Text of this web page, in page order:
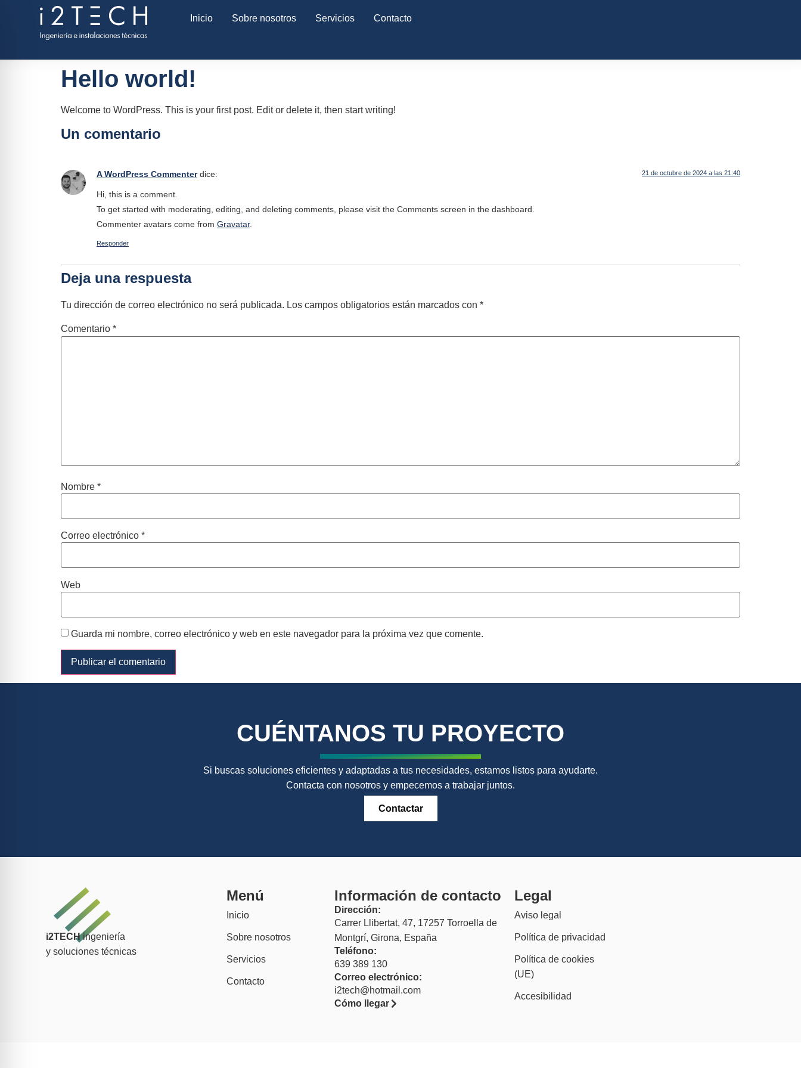
Inicio Sobre nosotros Servicios Contacto
Hello world!
Welcome to WordPress. This is your first post. Edit or delete it, then start writing!
Un comentario
A WordPress Commenter dice: 21 de octubre de 2024 a las 21:40
Hi, this is a comment.
To get started with moderating, editing, and deleting comments, please visit the Comments screen in the dashboard.
Commenter avatars come from Gravatar.
Responder
Deja una respuesta
Tu dirección de correo electrónico no será publicada. Los campos obligatorios están marcados con *
Comentario *
Nombre *
Correo electrónico *
Web
Guarda mi nombre, correo electrónico y web en este navegador para la próxima vez que comente.
CUÉNTANOS TU PROYECTO
Si buscas soluciones eficientes y adaptadas a tus necesidades, estamos listos para ayudarte.
Contacta con nosotros y empecemos a trabajar juntos.
Contactar
i2TECHingeniería
y soluciones técnicas
Menú
Inicio
Sobre nosotros
Servicios
Contacto
Información de contacto
Dirección:
Carrer Llibertat, 47, 17257 Torroella de
Montgrí, Girona, España
Teléfono:
639 389 130
Correo electrónico:
i2tech@hotmail.com
Cómo llegar
Legal
Aviso legal
Política de privacidad
Política de cookies
(UE)
Accesibilidad